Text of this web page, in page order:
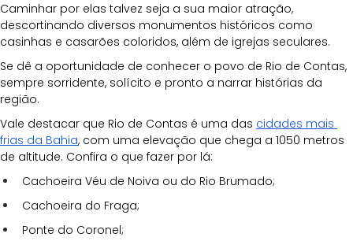
Caminhar por elas talvez seja a sua maior atração,
descortinando diversos monumentos históricos como
casinhas e casarões coloridos, além de igrejas seculares.
Se dê a oportunidade de conhecer o povo de Rio de Contas,
sempre sorridente, solícito e pronto a narrar histórias da
região.
Vale destacar que Rio de Contas é uma das cidades mais
frias da Bahia, com uma elevação que chega a 1050 metros
de altitude. Confira o que fazer por lá:
Cachoeira Véu de Noiva ou do Rio Brumado;
Cachoeira do Fraga;
Ponte do Coronel;